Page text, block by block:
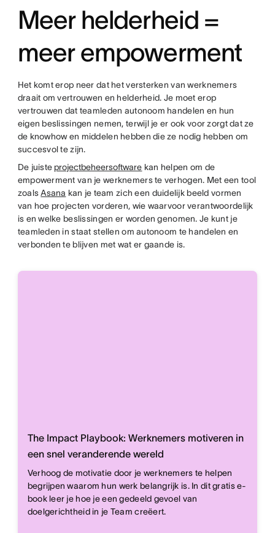
Meer helderheid =
meer empowerment
Het komt erop neer dat het versterken van werknemers
draait om vertrouwen en helderheid. Je moet erop
vertrouwen dat teamleden autonoom handelen en hun
eigen beslissingen nemen, terwijl je er ook voor zorgt dat ze
de knowhow en middelen hebben die ze nodig hebben om
succesvol te zijn.
De juiste projectbeheersoftware kan helpen om de
empowerment van je werknemers te verhogen. Met een tool
zoalsAsana kan je team zich een duidelijk beeld vormen
van hoe projecten vorderen, wie waarvoor verantwoordelijk
is en welke beslissingen er worden genomen. Je kunt je
teamleden in staat stellen om autonoom te handelen en
verbonden te blijven met wat er gaande is.
The Impact Playbook: Werknemers motiveren in
een snel veranderende wereld
Verhoog de motivatie door je werknemers te helpen
begrijpen waarom hun werk belangrijk is. In dit gratis e-
book leer je hoe je een gedeeld gevoel van
doelgerichtheid in je Team creëert.